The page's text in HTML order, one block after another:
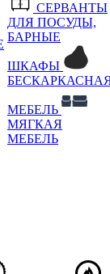
СЕРВАНТЫ
ДЛЯ ПОСУДЫ,
БАРНЫЕ
ШКАФЫ
МЕБЕЛЬ
МЯГКАЯ
МЕБЕЛЬ